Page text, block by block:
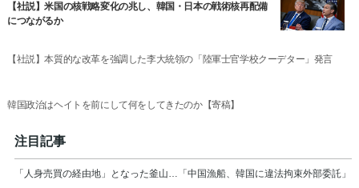
【社説】米国の核戦略変化の兆し、韓国・日本の戦術核再配備
につながるか
【社説】本質的な改革を強調した李大統領の「陸軍士官学校クーデター」発言
韓国政治はヘイトを前にして何をしてきたのか【寄稿】
注目記事
「人身売買の経由地」となった釜山…「中国漁船、韓国に違法拘束外部委託」